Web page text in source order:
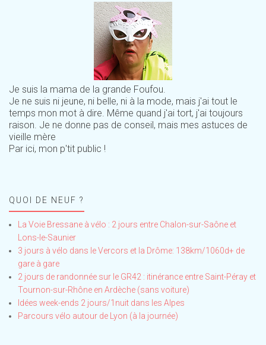
Je suis la mama de la grande Foufou.
Je ne suis ni jeune, ni belle, ni à la mode, mais j'ai tout le
temps mon mot à dire. Même quand j'ai tort, j'ai toujours
raison. Je ne donne pas de conseil, mais mes astuces de
vieille mère
Par ici, mon p'tit public !
QUOI DE NEUF ?
La Voie Bressane à vélo : 2 jours entre Chalon-sur-Saône et
Lons-le-Saunier
3 jours à vélo dans le Vercors et la Drôme: 138km/1060d+ de
gare à gare
2 jours de randonnée sur le GR42 : itinérance entre Saint-Péray et
Tournon-sur-Rhône en Ardèche (sans voiture)
Idées week-ends 2 jours/1nuit dans les Alpes
Parcours vélo autour de Lyon (à la journée)